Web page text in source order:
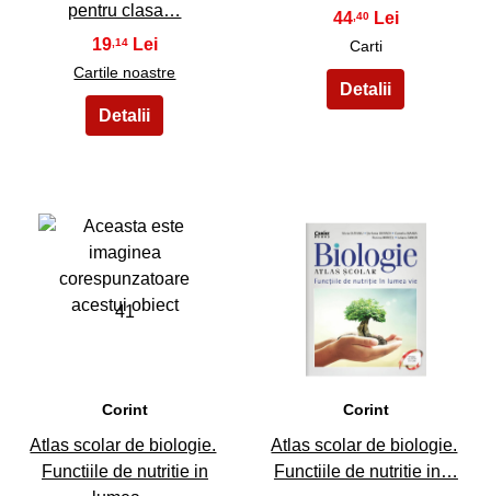
pentru clasa…
19,14
Cartile noastre
44 ,40
Carti
41
Corint
Atlas scolar de biologie.
Functiile de nutritie in
42
Corint
Atlas scolar de biologie.
Functiile de nutritie in…